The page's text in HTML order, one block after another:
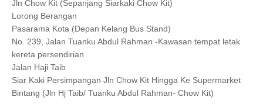
Jln Chow Kit (Sepanjang Siarkaki Chow Kit)
Lorong Berangan
Pasarama Kota (Depan Kelang Bus Stand)
No. 239, Jalan Tuanku Abdul Rahman -Kawasan tempat letak
kereta persendirian
Jalan Haji Taib
Siar Kaki Persimpangan Jln Chow Kit Hingga Ke Supermarket
Bintang (Jln Hj Taib/ Tuanku Abdul Rahman- Chow Kit)